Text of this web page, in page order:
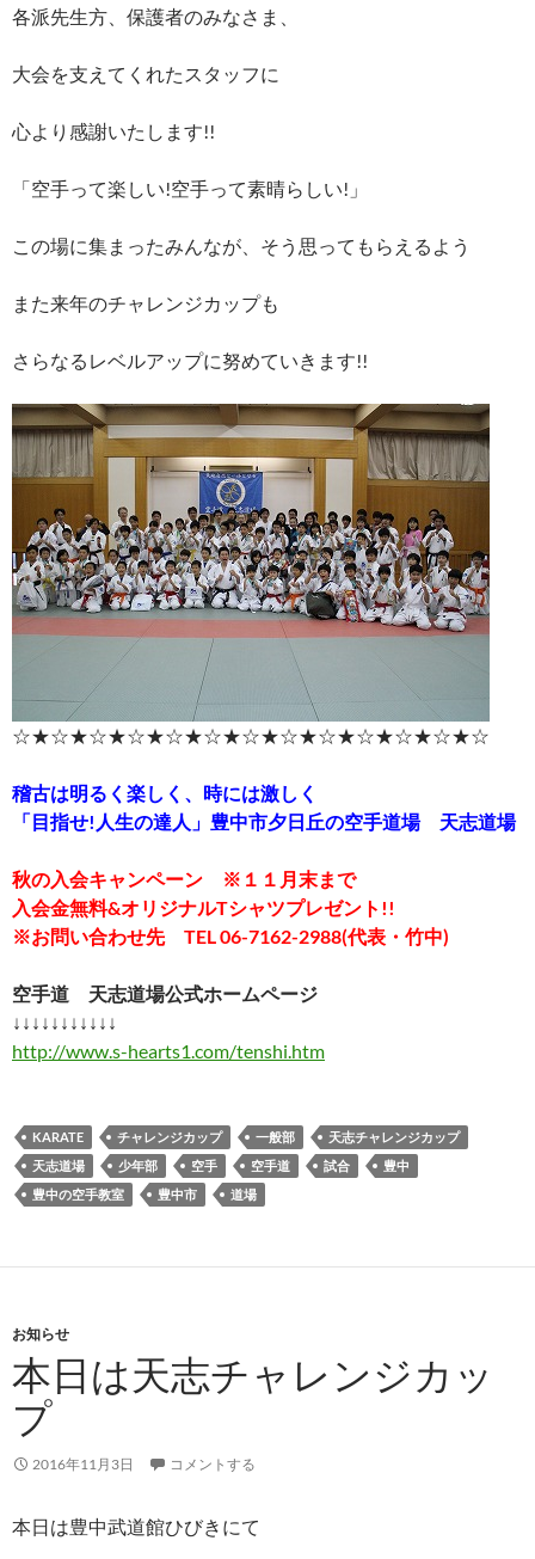
各派先生方、保護者のみなさま、
大会を支えてくれたスタッフに
心より感謝いたします!!
「空手って楽しい!空手って素晴らしい!」
この場に集まったみんなが、そう思ってもらえるよう
また来年のチャレンジカップも
さらなるレベルアップに努めていきます!!
☆★☆★☆★☆★☆★☆★☆★☆★☆★☆★☆★☆★☆
稽古は明るく楽しく、時には激しく
「目指せ!人生の達人」豊中市夕日丘の空手道場 天志道場
秋の入会キャンペーン ※１１月末まで
入会金無料&オリジナルTシャツプレゼント!!
※お問い合わせ先 TEL 06-7162-2988(代表・竹中)
空手道 天志道場公式ホームページ
↓↓↓↓↓↓↓↓↓↓↓
http://www.s-hearts1.com/tenshi.htm
KARATE チャレンジカップ 一般部
天志チャレンジカップ
天志道場
少年部 空手 空手道 試合
豊中
豊中の空手教室
豊中市 道場
お知らせ
本日は天志チャレンジカッ
プ
2016年11月3日 コメントする
本日は豊中武道館ひびきにて